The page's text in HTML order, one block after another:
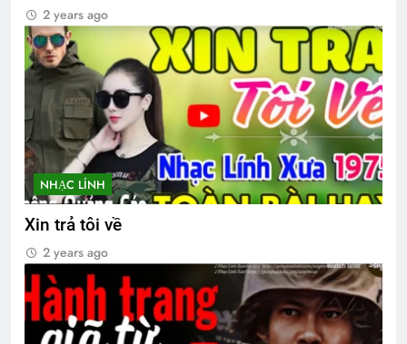
CTBCTY – Tập I – Chương 11
3 Years Ago
English For Today book 6
1 Year Ago
3 Years Ago
TRÁI TIM HÀNH KHẤT (Rabindranath
2 years ago
NHẠC LÍNH
Xin trả tôi về
2 years ago